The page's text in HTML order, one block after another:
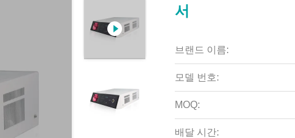
서
브랜드 이름:
모델 번호:
MOQ:
배달 시간: